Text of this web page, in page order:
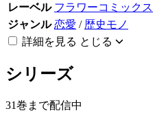
レーベル フラワーコミックス
ジャンル 恋愛 / 歴史モノ
詳細を見る とじる
シリーズ
31巻まで配信中